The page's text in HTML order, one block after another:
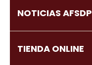
NOTICIAS AFSDP
TIENDA ONLINE